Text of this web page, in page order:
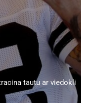
tautu ar viedokli